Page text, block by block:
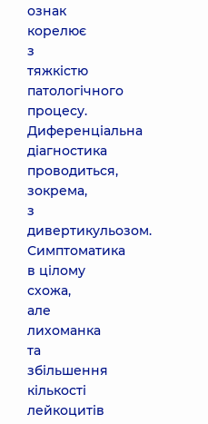
ознак
корелює
з
тяжкістю
патологічного
процесу.
Диференціальна
діагностика
проводиться,
зокрема,
з
дивертикульозом.
Симптоматика
в цілому
схожа,
але
лихоманка
та
збільшення
кількості
лейкоцитів